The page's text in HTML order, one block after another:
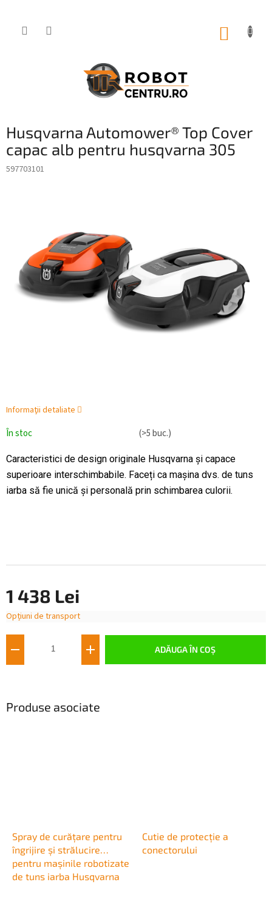
conținut
COŞ
Husqvarna Automower® Top Cover
capac alb pentru husqvarna 305
597703101
1 438 Lei
Evaluare
În stoc (>5 buc.)
Opțiuni de transport
ADĂUGA ÎN COŞ
Caracteristici de design originale Husqvarna și capace
superioare interschimbabile. Faceți ca mașina dvs. de tuns
iarba să fie unică și personală prin schimbarea culorii.
Informaţii detaliate
Produse asociate
Spray de curățare pentru
îngrijire și strălucire
pentru mașinile robotizate
de tuns iarba Husqvarna
Cutie de protecție a
conectorului